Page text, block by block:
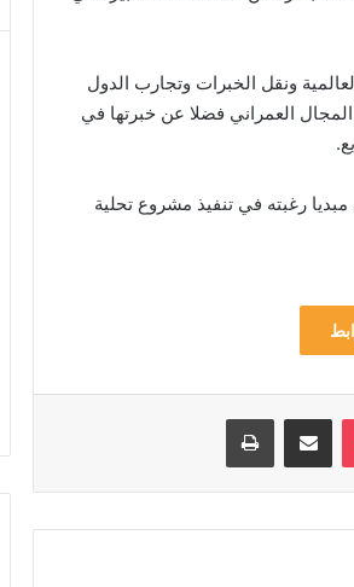
ونقل الخبرات وتجارب الدول
العمراني فضلا عن خبرتها في
رغبته في تنفيذ مشروع تحلية